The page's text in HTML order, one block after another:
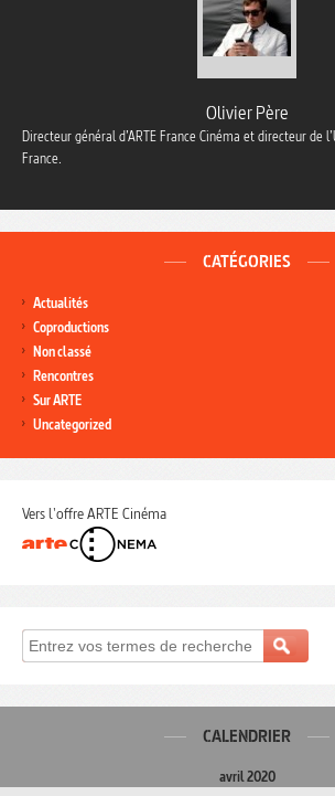
Olivier Père
Directeur général d’ARTE France Cinéma et directeur de
France.
CATÉGORIES
Actualités
Coproductions
Non classé
Rencontres
Sur ARTE
Uncategorized
Vers l'offre ARTE Cinéma
CALENDRIER
avril 2020